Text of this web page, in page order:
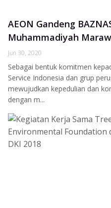
AEON Gandeng
Muhammadiyah
Jun 30, 2020
Sebagai bentuk komitmen
Service Indonesia dan grup
mewujudkan kepedulian dan
dengan m...